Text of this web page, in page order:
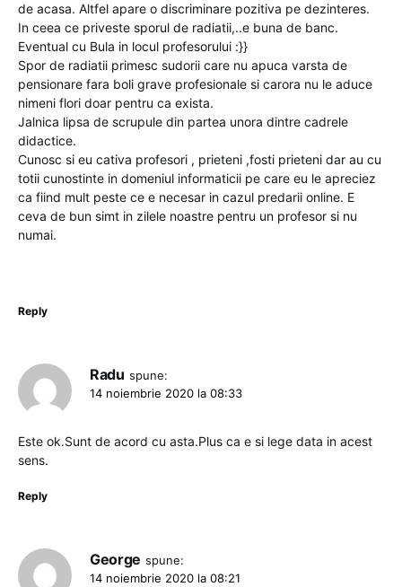
de acasa. Altfel apare o discriminare pozitiva pe dezinteres.
In ceea ce priveste sporul de radiatii,..e buna de banc.
Eventual cu Bula in locul profesorului :}}
Spor de radiatii primesc sudorii care nu apuca varsta de
pensionare fara boli grave profesionale si carora nu le aduce
nimeni flori doar pentru ca exista.
Jalnica lipsa de scrupule din partea unora dintre cadrele
didactice.
Cunosc si eu cativa profesori , prieteni ,fosti prieteni dar au cu
totii cunostinte in domeniul informaticii pe care eu le apreciez
ca fiind mult peste ce e necesar in cazul predarii online. E
ceva de bun simt in zilele noastre pentru un profesor si nu
numai.
Reply
Radu spune:
14 noiembrie 2020 la 08:33
Este ok.Sunt de acord cu asta.Plus ca e si lege data in acest
sens.
Reply
George spune:
14 noiembrie 2020 la 08:21